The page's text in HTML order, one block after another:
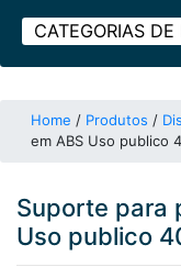
CATEGORIAS DE
Home / Produtos /
em ABS Uso publico
Suporte para
Uso publico